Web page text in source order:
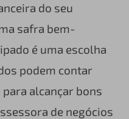
do seu
safra bem-
é uma escolha
podem contar
alcançar bons
de negócios